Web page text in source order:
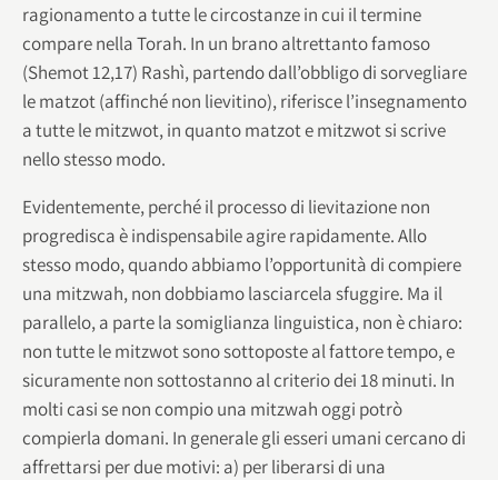
ragionamento a tutte le circostanze in cui il termine
compare nella Torah. In un brano altrettanto famoso
(Shemot 12,17) Rashì, partendo dall’obbligo di sorvegliare
le matzot (affinché non lievitino), riferisce l’insegnamento
a tutte le mitzwot, in quanto matzot e mitzwot si scrive
nello stesso modo.
Evidentemente, perché il processo di lievitazione non
progredisca è indispensabile agire rapidamente. Allo
stesso modo, quando abbiamo l’opportunità di compiere
una mitzwah, non dobbiamo lasciarcela sfuggire. Ma il
parallelo, a parte la somiglianza linguistica, non è chiaro:
non tutte le mitzwot sono sottoposte al fattore tempo, e
sicuramente non sottostanno al criterio dei 18 minuti. In
molti casi se non compio una mitzwah oggi potrò
compierla domani. In generale gli esseri umani cercano di
affrettarsi per due motivi: a) per liberarsi di una